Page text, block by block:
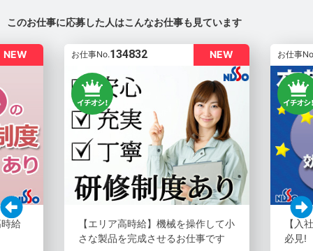
このお仕事に応募した人はこんなお仕事も見ています
NEW
給
NEW
お仕事No.134832
【エリア高時給】機械を操作して小
さな製品を完成させるお仕事です
お仕事
【入
必見!